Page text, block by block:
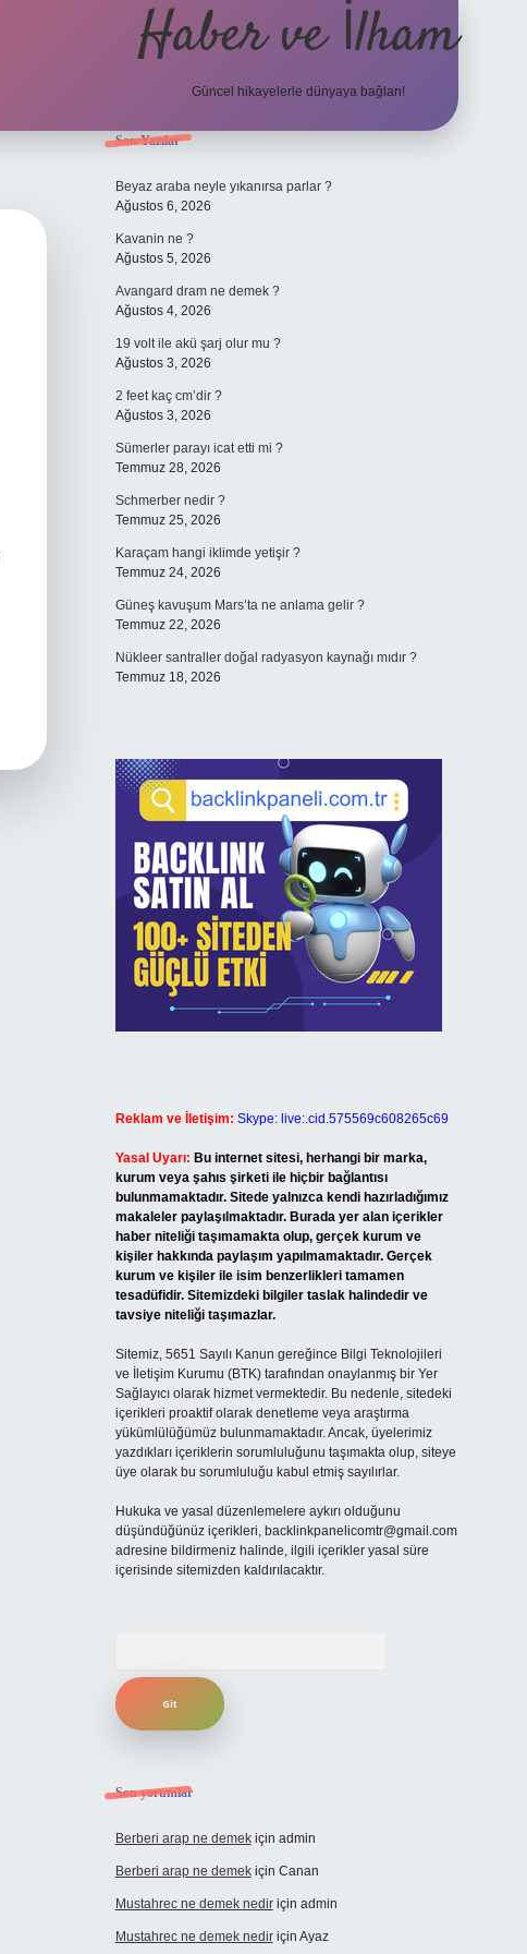
Haber ve İlham
Güncel hikayelerle dünyaya bağlan!
Sidebar
Son Yazılar
Beyaz araba neyle yıkanırsa parlar ?
Ağustos 6, 2026
Kavanin ne ?
Ağustos 5, 2026
Avangard dram ne demek ?
Ağustos 4, 2026
19 volt ile akü şarj olur mu ?
Ağustos 3, 2026
2 feet kaç cm’dir ?
Ağustos 3, 2026
Sümerler parayı icat etti mi ?
Temmuz 28, 2026
Schmerber nedir ?
Temmuz 25, 2026
Karaçam hangi iklimde yetişir ?
Temmuz 24, 2026
Güneş kavuşum Mars’ta ne anlama gelir ?
Temmuz 22, 2026
Nükleer santraller doğal radyasyon kaynağı mıdır ?
Temmuz 18, 2026
Reklam ve İletişim: Skype: live:.cid.575569c608265c69
Yasal Uyarı: Bu internet sitesi, herhangi bir marka,
kurum veya şahıs şirketi ile hiçbir bağlantısı
bulunmamaktadır. Sitede yalnızca kendi hazırladığımız
makaleler paylaşılmaktadır. Burada yer alan içerikler
haber niteliği taşımamakta olup, gerçek kurum ve
kişiler hakkında paylaşım yapılmamaktadır. Gerçek
kurum ve kişiler ile isim benzerlikleri tamamen
tesadüfidir. Sitemizdeki bilgiler taslak halindedir ve
tavsiye niteliği taşımazlar.
Sitemiz, 5651 Sayılı Kanun gereğince Bilgi Teknolojileri
ve İletişim Kurumu (BTK) tarafından onaylanmış bir Yer
Sağlayıcı olarak hizmet vermektedir. Bu nedenle, sitedeki
içerikleri proaktif olarak denetleme veya araştırma
yükümlülüğümüz bulunmamaktadır. Ancak, üyelerimiz
yazdıkları içeriklerin sorumluluğunu taşımakta olup, siteye
üye olarak bu sorumluluğu kabul etmiş sayılırlar.
Hukuka ve yasal düzenlemelere aykırı olduğunu
düşündüğünüz içerikleri, backlinkpanelicomtr@gmail.com
adresine bildirmeniz halinde, ilgili içerikler yasal süre
içerisinde sitemizden kaldırılacaktır.
Son yorumlar
Berberi arap ne demekiçin admin
Berberi arap ne demekiçin Canan
Mustahrec ne demek nediriçin admin
Mustahrec ne demek nediriçin Ayaz